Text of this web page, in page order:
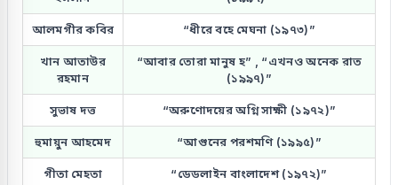
আলমগীর কবির “ধীরে বহে মেঘনা (১৯৭৩)”
খান আতাউর
রহমান
“আবার তোরা মানুষ হ” , “এখনও অনেক রাত
(১৯৯৭)”
সুভাষ দত্ত “অরুণোদয়ের অগ্নি সাক্ষী (১৯৭২)”
হুমায়ুন আহমেদ “আগুনের পরশমণি (১৯৯৫)”
গীতা মেহতা “ডেডলাইন বাংলাদেশ (১৯৭২)”